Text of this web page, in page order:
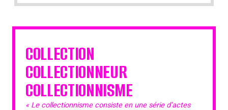
COLLECTION
COLLECTIONNEUR
COLLECTIONNISME
« Le collectionnisme consiste en une série d’actes